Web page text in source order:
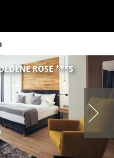
ROSE ***S